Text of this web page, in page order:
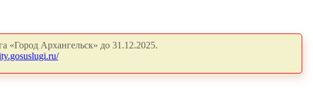
«Город Архангельск» до 31.12.2025.